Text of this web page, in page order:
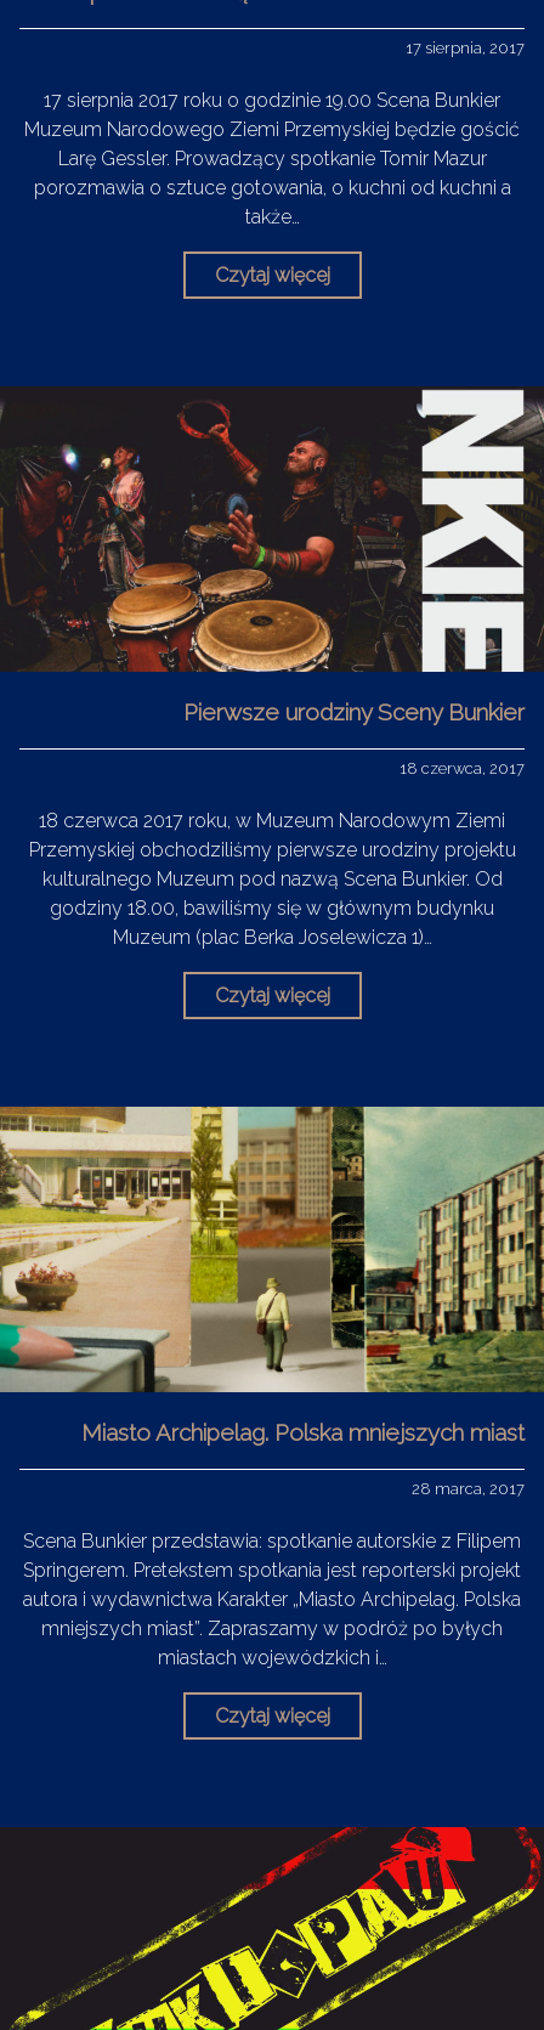
17 sierpnia, 2017
17 sierpnia 2017 roku o godzinie 19.00 Scena Bunkier
Muzeum Narodowego Ziemi Przemyskiej będzie gościć
Larę Gessler. Prowadzący spotkanie Tomir Mazur
porozmawia o sztuce gotowania, o kuchni od kuchni a
także…
Czytaj więcej
Pierwsze urodziny Sceny Bunkier
18 czerwca, 2017
18 czerwca 2017 roku, w Muzeum Narodowym Ziemi
Przemyskiej obchodziliśmy pierwsze urodziny projektu
kulturalnego Muzeum pod nazwą Scena Bunkier. Od
godziny 18.00, bawiliśmy się w głównym budynku
Muzeum (plac Berka Joselewicza 1)…
Czytaj więcej
Miasto Archipelag. Polska mniejszych miast
28 marca, 2017
Scena Bunkier przedstawia: spotkanie autorskie z Filipem
Springerem. Pretekstem spotkania jest reporterski projekt
autora i wydawnictwa Karakter „Miasto Archipelag. Polska
mniejszych miast”. Zapraszamy w podróż po byłych
miastach wojewódzkich i…
Czytaj więcej